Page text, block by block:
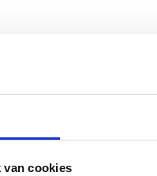
van cookies
onder de
klant. Meer